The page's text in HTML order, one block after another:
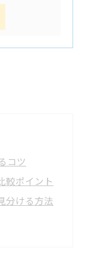
コツ
較ポイント
分ける方法
は